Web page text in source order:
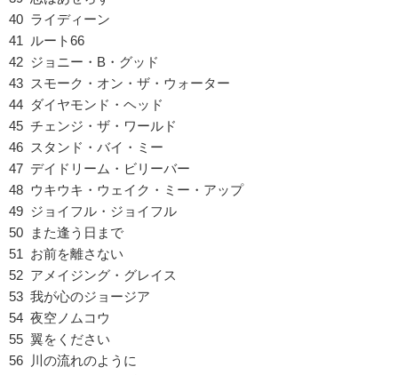
40 ライディーン
41 ルート66
42 ジョニー・B・グッド
43 スモーク・オン・ザ・ウォーター
44 ダイヤモンド・ヘッド
45 チェンジ・ザ・ワールド
46 スタンド・バイ・ミー
47 デイドリーム・ビリーバー
48 ウキウキ・ウェイク・ミー・アップ
49 ジョイフル・ジョイフル
50 また逢う日まで
51 お前を離さない
52 アメイジング・グレイス
53 我が心のジョージア
54 夜空ノムコウ
55 翼をください
56 川の流れのように